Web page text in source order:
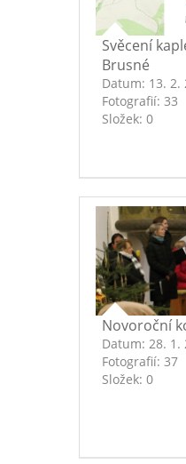
Svěcení
Brusné
Datum: 13. 2.
Fotografií: 33
Složek: 0
Novoroční
Datum: 28. 1.
Fotografií: 37
Složek: 0